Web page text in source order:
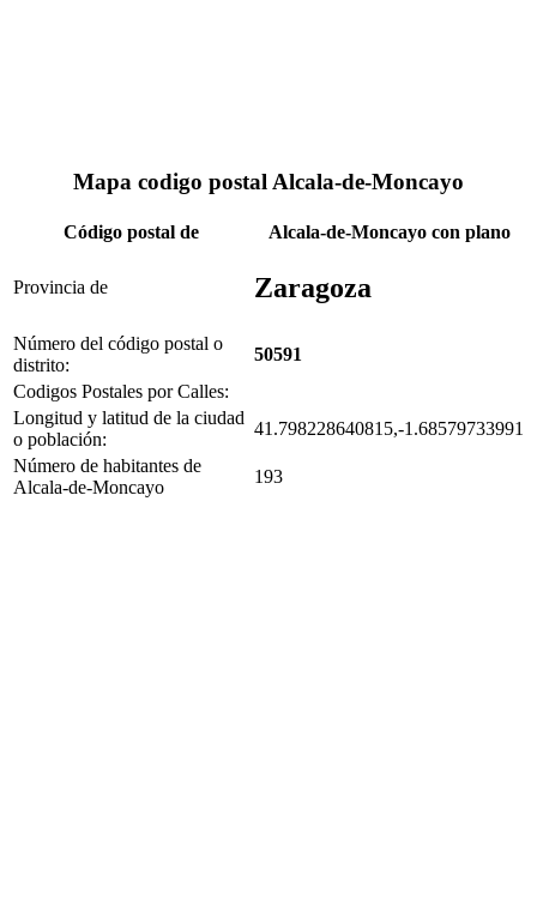
Mapa codigo postal Alcala-de-Moncayo
Código postal de Alcala-de-Moncayo con plano
Provincia de Zaragoza
Número del código postal o
distrito:
50591
Codigos Postales por Calles:
Longitud y latitud de la ciudad
o población:
41.798228640815,-1.68579733991
Número de habitantes de
Alcala-de-Moncayo
193